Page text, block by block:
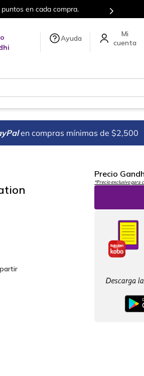
en nuestra tienda en línea.
Ayuda
en compras mínimas de $2,500
Precio
*Precio exclusivo para